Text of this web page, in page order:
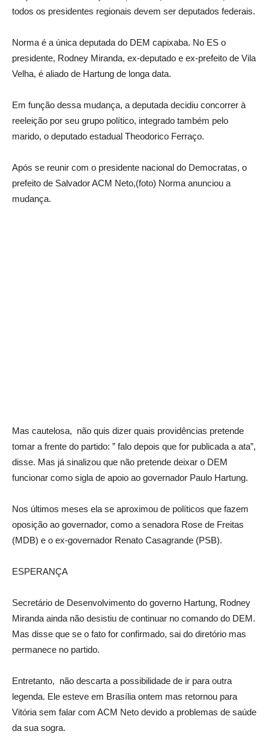
todos os presidentes regionais devem ser deputados federais.
Norma é a única deputada do DEM capixaba. No ES o
presidente, Rodney Miranda, ex-deputado e ex-prefeito de Vila
Velha, é aliado de Hartung de longa data.
Em função dessa mudança, a deputada decidiu concorrer à
reeleição por seu grupo político, integrado também pelo
marido, o deputado estadual Theodorico Ferraço.
Após se reunir com o presidente nacional do Democratas, o
prefeito de Salvador ACM Neto,(foto) Norma anunciou a
mudança.
Mas cautelosa, não quis dizer quais providências pretende
tomar a frente do partido: ” falo depois que for publicada a ata”,
disse. Mas já sinalizou que não pretende deixar o DEM
funcionar como sigla de apoio ao governador Paulo Hartung.
Nos últimos meses ela se aproximou de políticos que fazem
oposição ao governador, como a senadora Rose de Freitas
(MDB) e o ex-governador Renato Casagrande (PSB).
ESPERANÇA
Secretário de Desenvolvimento do governo Hartung, Rodney
Miranda ainda não desistiu de continuar no comando do DEM.
Mas disse que se o fato for confirmado, sai do diretório mas
permanece no partido.
Entretanto, não descarta a possibilidade de ir para outra
legenda. Ele esteve em Brasília ontem mas retornou para
Vitória sem falar com ACM Neto devido a problemas de saúde
da sua sogra.